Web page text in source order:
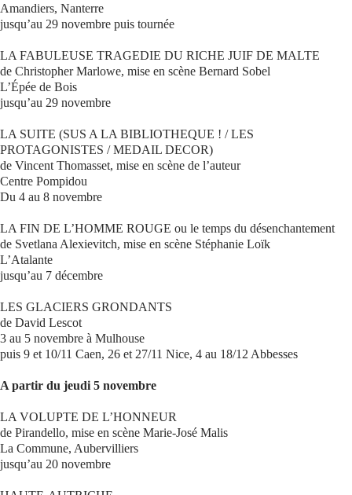
Amandiers, Nanterre
jusqu’au 29 novembre puis tournée
LA FABULEUSE TRAGEDIE DU RICHE JUIF DE MALTE
de Christopher Marlowe, mise en scène Bernard Sobel
L’Épée de Bois
jusqu’au 29 novembre
LA SUITE (SUS A LA BIBLIOTHEQUE ! / LES
PROTAGONISTES / MEDAIL DECOR)
de Vincent Thomasset, mise en scène de l’auteur
Centre Pompidou
Du 4 au 8 novembre
LA FIN DE L’HOMME ROUGE ou le temps du désenchantement
de Svetlana Alexievitch, mise en scène Stéphanie Loïk
L’Atalante
jusqu’au 7 décembre
LES GLACIERS GRONDANTS
de David Lescot
3 au 5 novembre à Mulhouse
puis 9 et 10/11 Caen, 26 et 27/11 Nice, 4 au 18/12 Abbesses
A partir du jeudi 5 novembre
LA VOLUPTE DE L’HONNEUR
de Pirandello, mise en scène Marie-José Malis
La Commune, Aubervilliers
jusqu’au 20 novembre